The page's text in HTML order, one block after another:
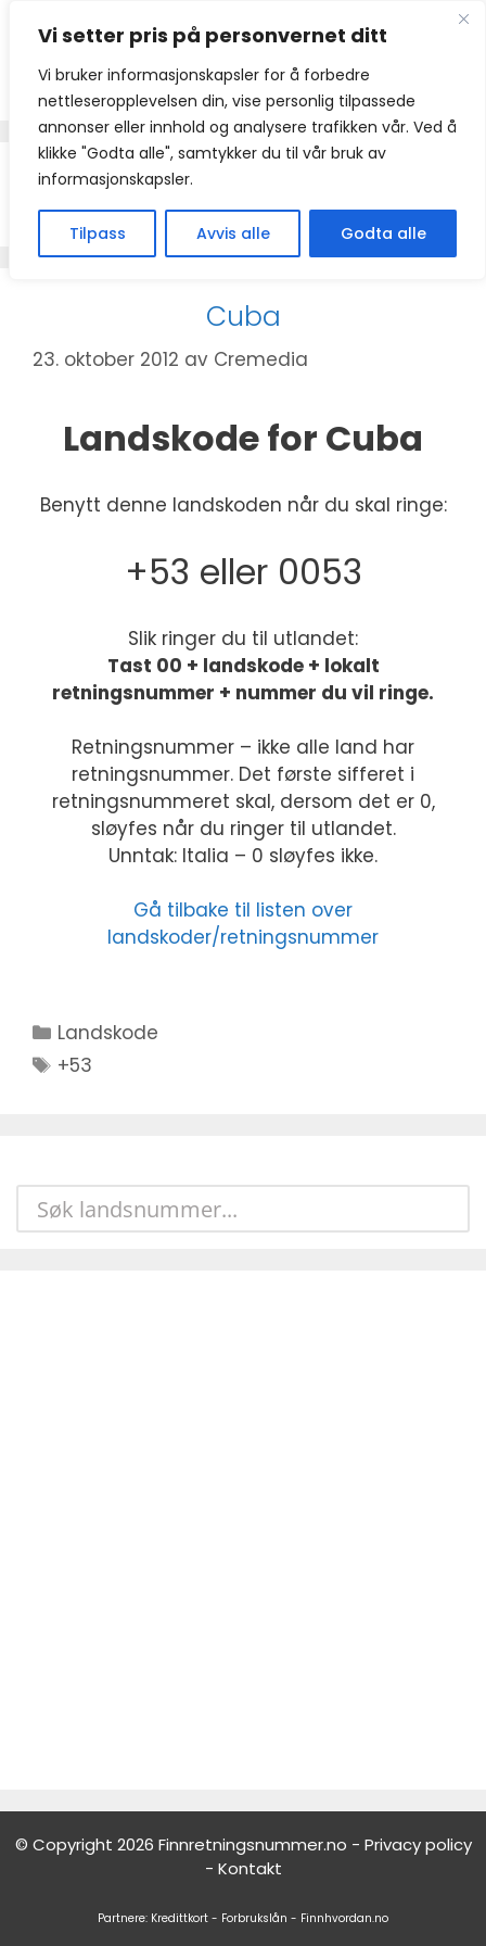
Vi setter pris på personvernet ditt
Vi bruker informasjonskapsler for å forbedre
nettleseropplevelsen din, vise personlig tilpassede
annonser eller innhold og analysere trafikken vår. Ved å
klikke "Godta alle", samtykker du til vår bruk av
informasjonskapsler.
Tilpass Avvis alle Godta alle
innhold
+53
Cuba
23. oktober 2012 av Cremedia
Landskode for Cuba
Benytt denne landskoden når du skal ringe:
+53 eller 0053
Slik ringer du til utlandet:
Tast 00 + landskode + lokalt
retningsnummer + nummer du vil ringe.
Retningsnummer – ikke alle land har
retningsnummer. Det første sifferet i
retningsnummeret skal, dersom det er 0,
sløyfes når du ringer til utlandet.
Unntak: Italia – 0 sløyfes ikke.
Gå tilbake til listen over
landskoder/retningsnummer
Kategorier
Landskode
Stikkord
+53
© Copyright 2026 Finnretningsnummer.no - Privacy policy
- Kontakt
Partnere: Kredittkort - Forbrukslån - Finnhvordan.no